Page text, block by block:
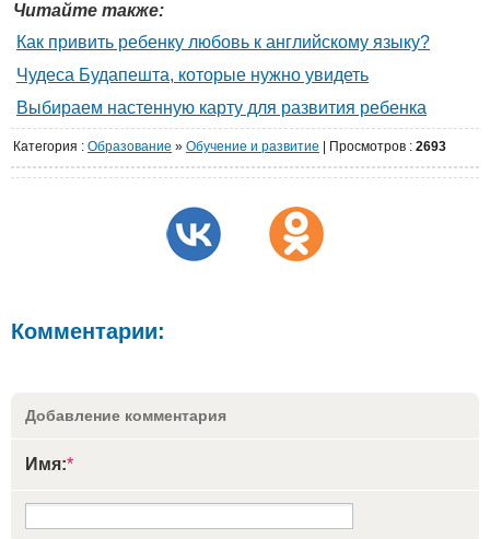
Читайте также:
Как привить ребенку любовь к английскому языку?
Чудеса Будапешта, которые нужно увидеть
Выбираем настенную карту для развития ребенка
Категория : Образование » Обучение и развитие Просмотров : 2693
Комментарии:
Добавление комментария
Имя:*